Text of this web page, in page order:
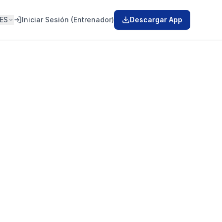
ES Iniciar Sesión (Entrenador) Descargar App